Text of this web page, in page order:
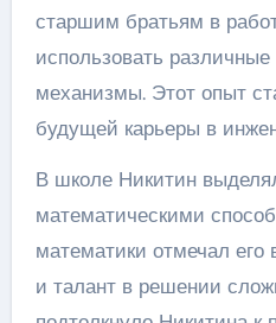
старшим братьям в
использовать
механизмы. Этот опыт
будущей карьеры в
В школе Никитин
математическими
математики отмечал
и талант в решении